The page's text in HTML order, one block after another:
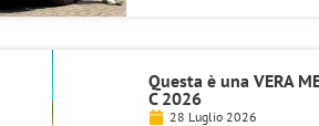
Questa è una VERA
C 2026
28 Luglio 2026